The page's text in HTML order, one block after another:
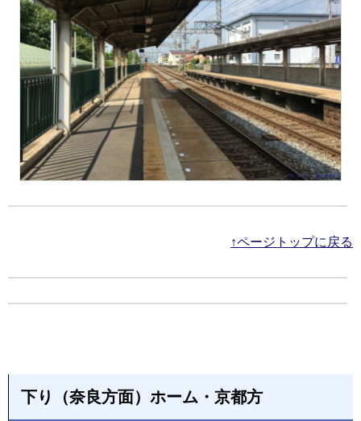
↑ページトップに戻る
下り（奈良方面）ホーム・京都方